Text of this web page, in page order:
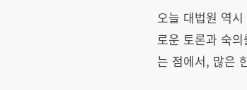
오늘 대법원 역
로운 토론과 숙
는 점에서, 많은